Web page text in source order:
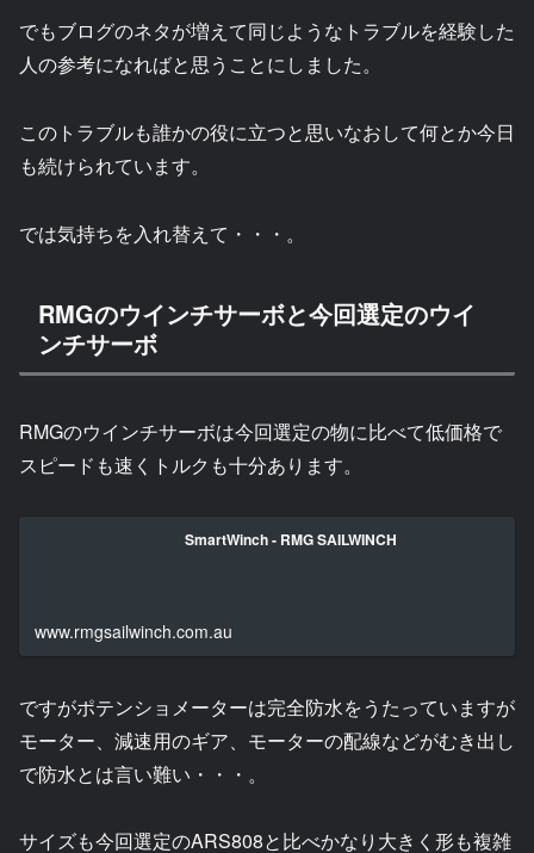
でもブログのネタが増えて同じようなトラブルを経験した
人の参考になればと思うことにしました。
このトラブルも誰かの役に立つと思いなおして何とか今日
も続けられています。
では気持ちを入れ替えて・・・。
RMGのウインチサーボと今回選定のウイ
ンチサーボ
RMGのウインチサーボは今回選定の物に比べて低価格で
スピードも速くトルクも十分あります。
SmartWinch - RMG SAILWINCH
www.rmgsailwinch.com.au
ですがポテンショメーターは完全防水をうたっていますが
モーター、減速用のギア、モーターの配線などがむき出し
で防水とは言い難い・・・。
サイズも今回選定のARS808と比べかなり大きく形も複雑